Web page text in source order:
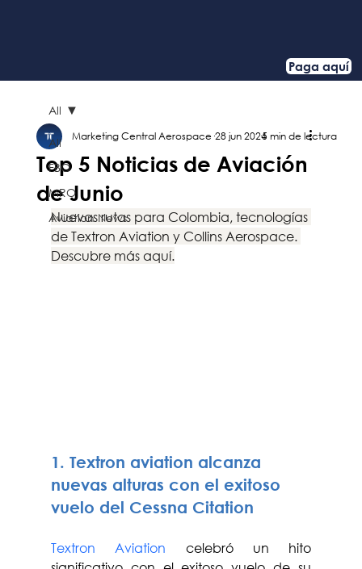
Paga aquí
All
FBO
MRO
Aviation News
All
Top 5 Noticias de Aviación
de Junio
Marketing Central Aerospace 28 jun 20245 min de lectura
Nuevas rutas para Colombia, tecnologías
de Textron Aviation y Collins Aerospace.
Descubre más aquí.
1. Textron aviation alcanza
nuevas alturas con el exitoso
vuelo del Cessna Citation
Textron Aviation celebró un hito